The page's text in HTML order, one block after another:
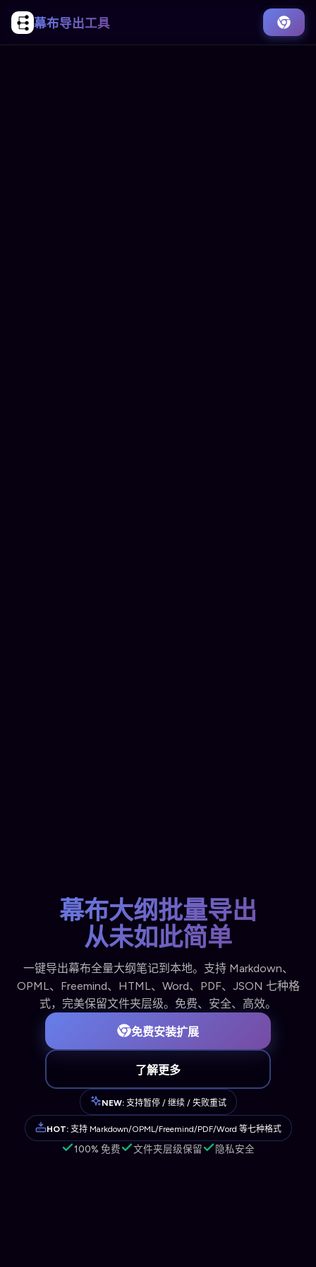
幕布导出工具
幕布大纲批量导出
从未如此简单
一键导出幕布全量大纲笔记到本地。支持 Markdown、
OPML、Freemind、HTML、Word、PDF、JSON 七种格
式，完美保留文件夹层级。免费、安全、高效。
免费安装扩展
了解更多
NEW:支持暂停 / 继续 / 失败重试
HOT:支持 Markdown/OPML/Freemind/PDF/Word 等七种格式
100% 免费 文件夹层级保留 隐私安全